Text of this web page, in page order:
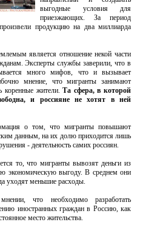
выгодные условия для
приезжающих. За период
продукцию на два миллиарда
является отношение некой части
Эксперты службы заверили, что в
много мифов, что и вызывает
мнение, что мигранты занимают
коренные жители.Та сфера, в которой
и россияне не хотят в ней
о том, что мигранты повышают
данным, на их долю приходится лишь
- деятельность самих россиян.
то, что мигранты вывозят деньги из
экономическую выгоду. В среднем они
уходят меньшие расходы.
что необходимо разработать
иностранных граждан в Россию, как
место жительства.